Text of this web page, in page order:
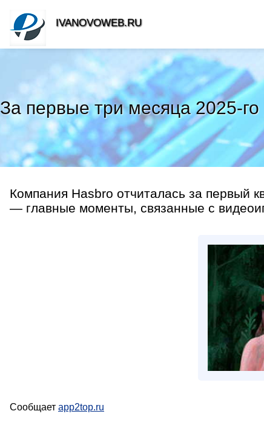
За первые три месяца 2025-
Компания Hasbro отчиталась за первый
— главные моменты, связанные с
Сообщает app2top.ru
IVANOVOWEB.RU